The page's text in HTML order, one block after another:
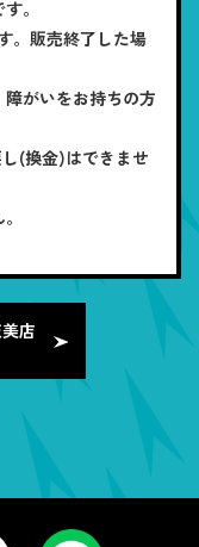
。
。販売終了した場
がいをお持ちの方
(換金)はできませ
店